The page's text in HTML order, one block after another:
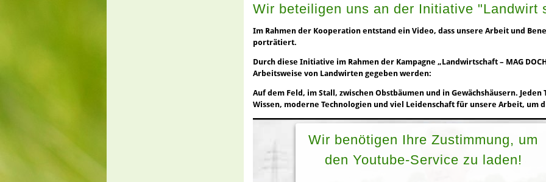
Wir beteiligen uns an der Initiative "Landwirt
Im Rahmen der Kooperation entstand ein Video, dass unsere Arbeit und
porträtiert.
Durch diese Initiative im Rahmen der Kampagne „Landwirtschaft – MAG
Arbeitsweise von Landwirten gegeben werden:
Auf dem Feld, im Stall, zwischen Obstbäumen und in Gewächshäusern.
Wissen, moderne Technologien und viel Leidenschaft für unsere Arbeit,
Wir benötigen Ihre Zustimmung, um
den Youtube-Service zu laden!